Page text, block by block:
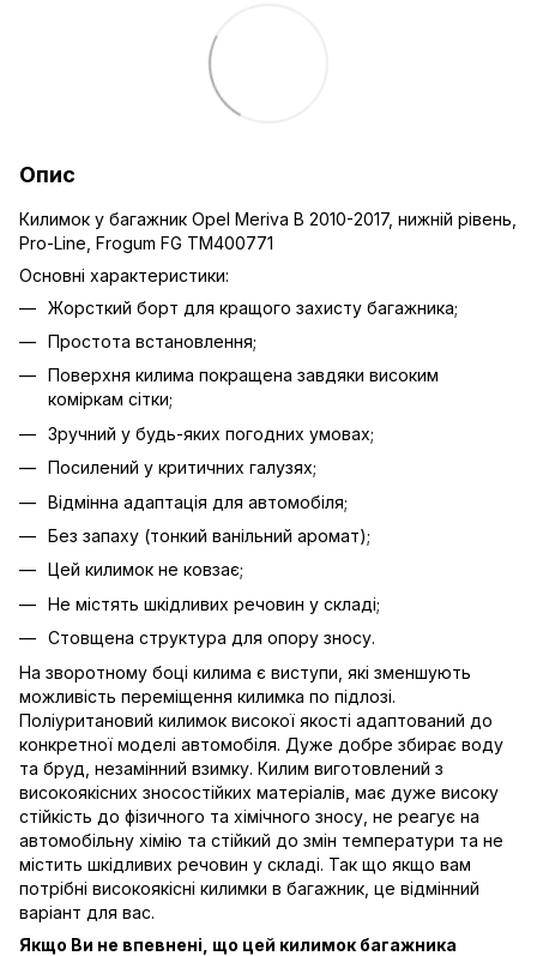
Опис
Килимок у багажник Opel Meriva B 2010-2017, нижній рівень,
Pro-Line, Frogum FG TM400771
Основні характеристики:
Жорсткий борт для кращого захисту багажника;
Простота встановлення;
Поверхня килима покращена завдяки високим
коміркам сітки;
Зручний у будь-яких погодних умовах;
Посилений у критичних галузях;
Відмінна адаптація для автомобіля;
Без запаху (тонкий ванільний аромат);
Цей килимок не ковзає;
Не містять шкідливих речовин у складі;
Стовщена структура для опору зносу.
На зворотному боці килима є виступи, які зменшують
можливість переміщення килимка по підлозі.
Поліуритановий килимок високої якості адаптований до
конкретної моделі автомобіля. Дуже добре збирає воду
та бруд, незамінний взимку. Килим виготовлений з
високоякісних зносостійких матеріалів, має дуже високу
стійкість до фізичного та хімічного зносу, не реагує на
автомобільну хімію та стійкий до змін температури та не
містить шкідливих речовин у складі. Так що якщо вам
потрібні високоякісні килимки в багажник, це відмінний
варіант для вас.
Якщо Ви не впевнені, що цей килимок багажника